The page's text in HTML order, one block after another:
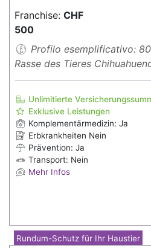
Franchise: CHF
500
Profilo esemplificativo:
Rasse des Tieres
Unlimitierte
Exklusive Leistungen
Komplementärmedizin: Ja
Erbkrankheiten Nein
Prävention: Ja
Transport: Nein
Mehr Infos
Rundum-Schutz für Ihr Haustier